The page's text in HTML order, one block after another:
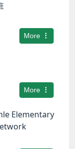
More
More
Elementary